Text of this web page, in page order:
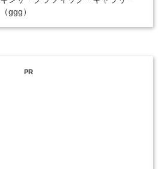
（ggg）
PR